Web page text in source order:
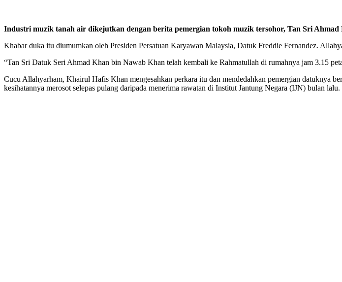
Industri muzik tanah air dikejutkan dengan berita pemergian tokoh muzik tersohor, Tan Sri Ahmad
Khabar duka itu diumumkan oleh Presiden Persatuan Karyawan Malaysia, Datuk Freddie Fernandez.
“Tan Sri Datuk Seri Ahmad Khan bin Nawab Khan telah kembali ke Rahmatullah di rumahnya jam 3.15
Cucu Allahyarham, Khairul Hafis Khan mengesahkan perkara itu dan mendedahkan pemergian datuknya
kesihatannya merosot selepas pulang daripada menerima rawatan di Institut Jantung Negara (IJN) bulan lalu.